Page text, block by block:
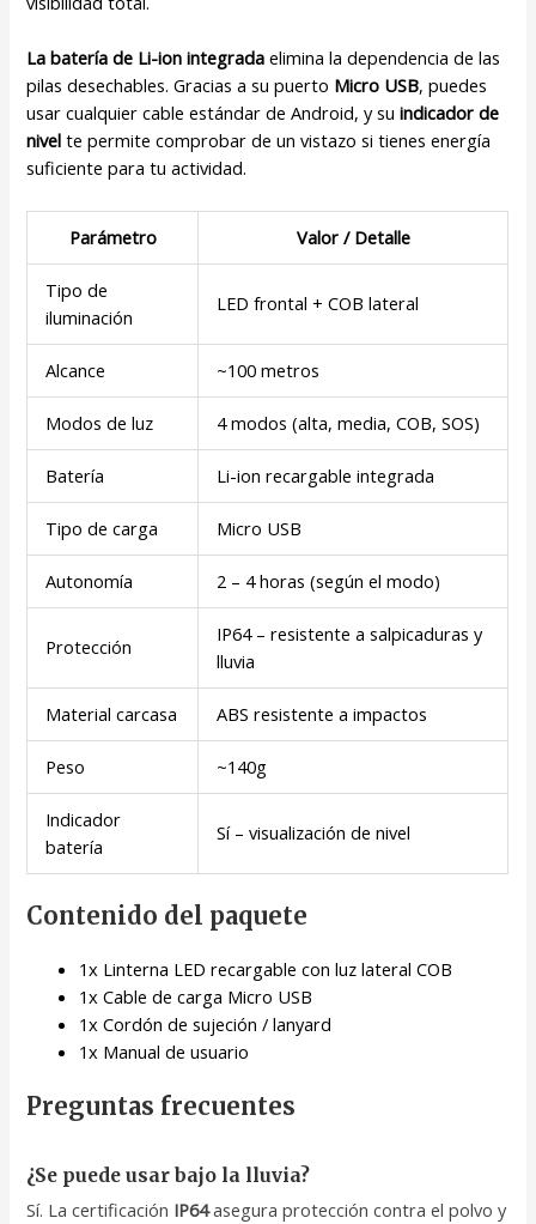
La batería de Li-ion integrada elimina la dependencia de las
pilas desechables. Gracias a su puerto Micro USB, puedes
usar cualquier cable estándar de Android, y suindicador de
nivel te permite comprobar de un vistazo si tienes energía
suficiente para tu actividad.
Parámetro Valor / Detalle
Tipo de
iluminación
LED frontal + COB lateral
Alcance ~100 metros
Modos de luz 4 modos (alta, media, COB, SOS)
Batería Li-ion recargable integrada
Tipo de carga Micro USB
Autonomía 2 – 4 horas (según el modo)
Protección
IP64 – resistente a salpicaduras y
lluvia
Material carcasa ABS resistente a impactos
Peso ~140g
Indicador
batería
Sí – visualización de nivel
Contenido del paquete
1x Linterna LED recargable con luz lateral COB
1x Cable de carga Micro USB
1x Cordón de sujeción / lanyard
1x Manual de usuario
Preguntas frecuentes
¿Se puede usar bajo la lluvia?
Sí. La certificación IP64asegura protección contra el polvo y